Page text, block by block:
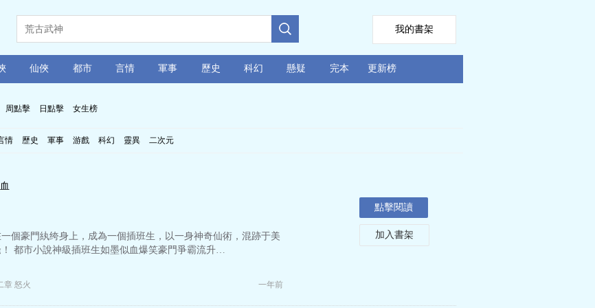
我的書架
仙俠 都市 言情 軍事 歷史 科幻 懸疑 完本 更新榜
周點擊 日點擊 女生榜
情 歷史 軍事 游戲 科幻 靈異 二次元
個豪門紈绔身上，成為一個插班生，以一身神奇仙術，混跡于美
都市小說神級插班生如墨似血爆笑豪門爭霸流升…
章 怒火 一年前
點擊閱讀
加入書架